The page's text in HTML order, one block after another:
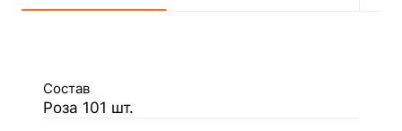
Состав
Роза 101 шт.